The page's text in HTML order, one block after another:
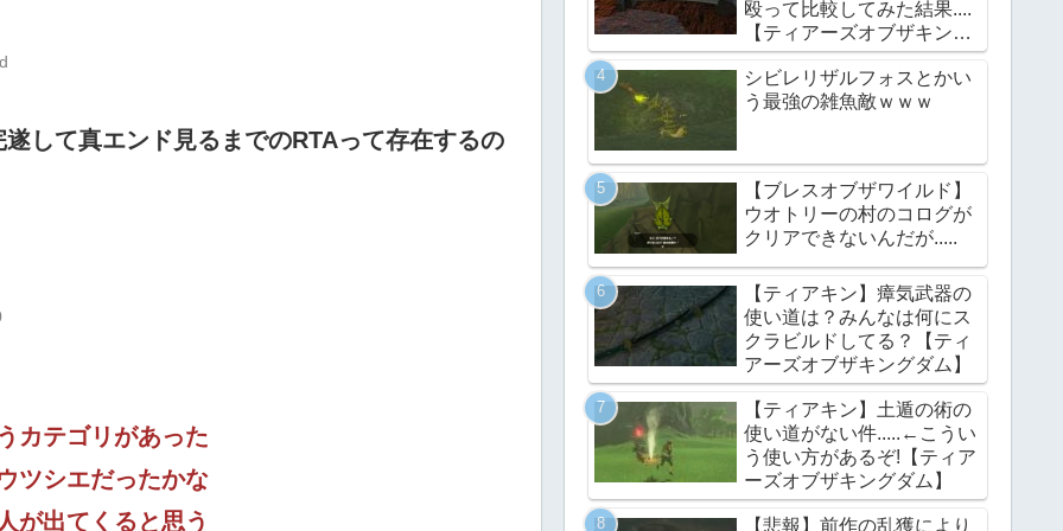
して真エンド見るまでのRTAって存在するの
カテゴリがあった
ツシエだったかな
が出てくると思う
殴って比較してみた結果....
【ティアーズオブザキング
ダム】
シビレリザルフォスとかい
う最強の雑魚敵ｗｗｗ
【ブレスオブザワイルド】
ウオトリーの村のコログが
クリアできないんだが.....
【ティアキン】瘴気武器の
使い道は？みんなは何にス
クラビルドしてる？【ティ
アーズオブザキングダム】
【ティアキン】土遁の術の
使い道がない件.....←こうい
う使い方があるぞ!【ティア
ーズオブザキングダム】
【悲報】前作の乱獲により